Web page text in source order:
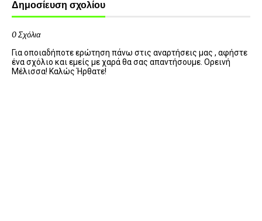
Δημοσίευση σχολίου
0 Σχόλια
Για οποιαδήποτε ερώτηση πάνω στις αναρτήσεις μας , αφήστε
ένα σχόλιο και εμείς με χαρά θα σας απαντήσουμε. Ορεινή
Μέλισσα! Καλώς Ήρθατε!